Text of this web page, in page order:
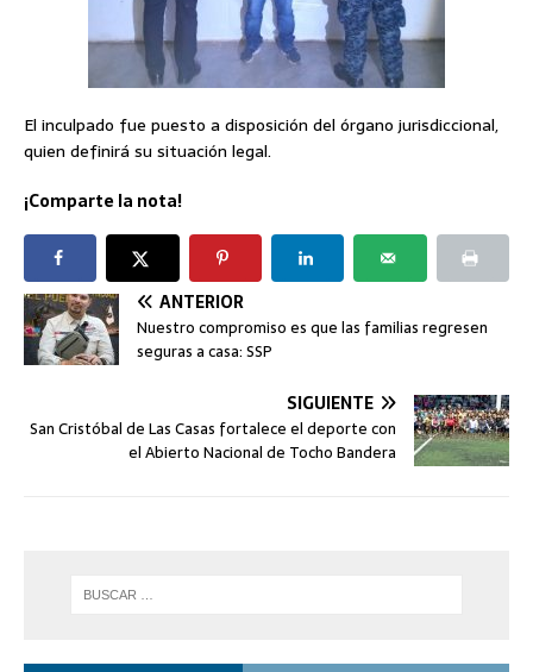
El inculpado fue puesto a disposición del órgano jurisdiccional,
quien definirá su situación legal.
¡Comparte la nota!
ANTERIOR
Nuestro compromiso es que las familias regresen
seguras a casa: SSP
SIGUIENTE
San Cristóbal de Las Casas fortalece el deporte con
el Abierto Nacional de Tocho Bandera